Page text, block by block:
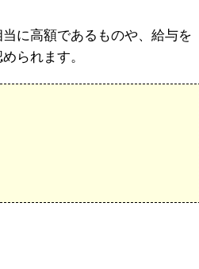
に高額であるものや、給与を
られます。